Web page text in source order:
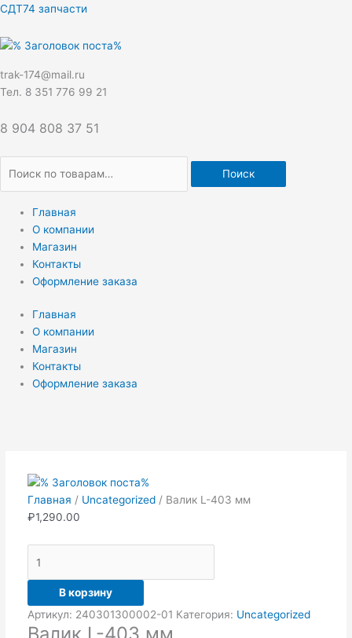
Перейти
содержимому
СДТ74 запчасти
trak-174@mail.ru
Тел. 8 351 776 99 21
8 904 808 37 51
Искать:
Поиск
Главная
О компании
Магазин
Контакты
Оформление заказа
Главная
О компании
Магазин
Контакты
Оформление заказа
Главная / Uncategorized/ Валик L-403 мм
₽1,290.00
403
мм
В корзину
Артикул: 240301300002-01 Категория: Uncategorized